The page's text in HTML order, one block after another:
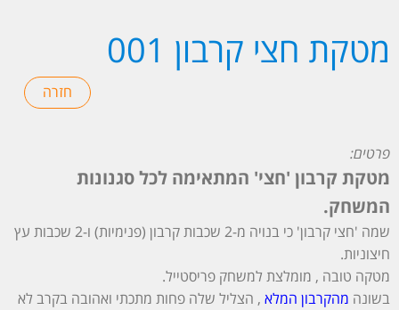
מטקת חצי קרבון 001
פרטים:
מטקת קרבון 'חצי' המתאימה לכל סגנונות
המשחק.
שמה 'חצי קרבון' כי בנויה מ-2 שכבות קרבון (פנימיות) ו-2 שכבות עץ
חיצוניות.
מטקה טובה , מומלצת למשחק פריסטייל.
בשונה מהקרבון המלא , הצליל שלה פחות מתכתי ואהובה בקרב לא